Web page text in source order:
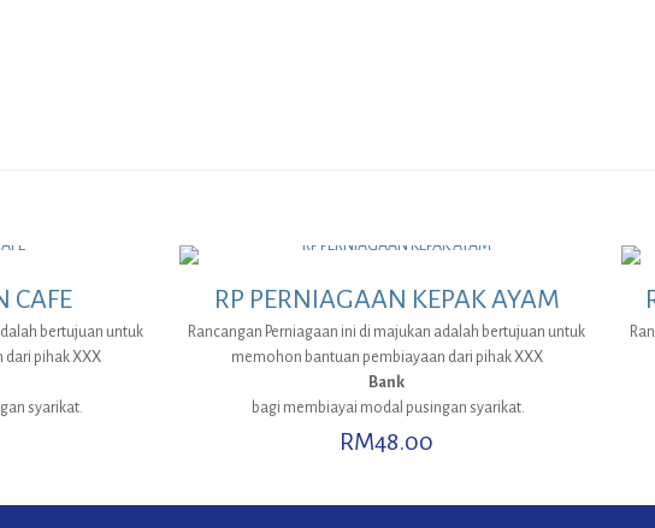
CAFE
bertujuan untuk
pihak XXX
syarikat.
RP PERNIAGAAN KEPAK AYAM
Rancangan Perniagaan ini di majukan adalah bertujuan untuk
memohon bantuan pembiayaan dari pihak XXX
Bank
bagi membiayai modal pusingan syarikat.
RM48.00